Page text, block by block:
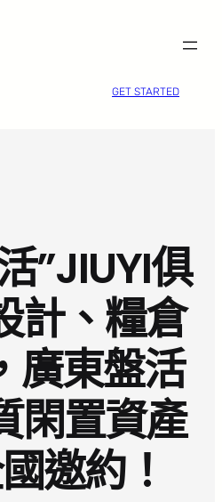
GET STARTED
”JIUYI俱
計、糧倉
廣東盤活
閑置資產
邀約！